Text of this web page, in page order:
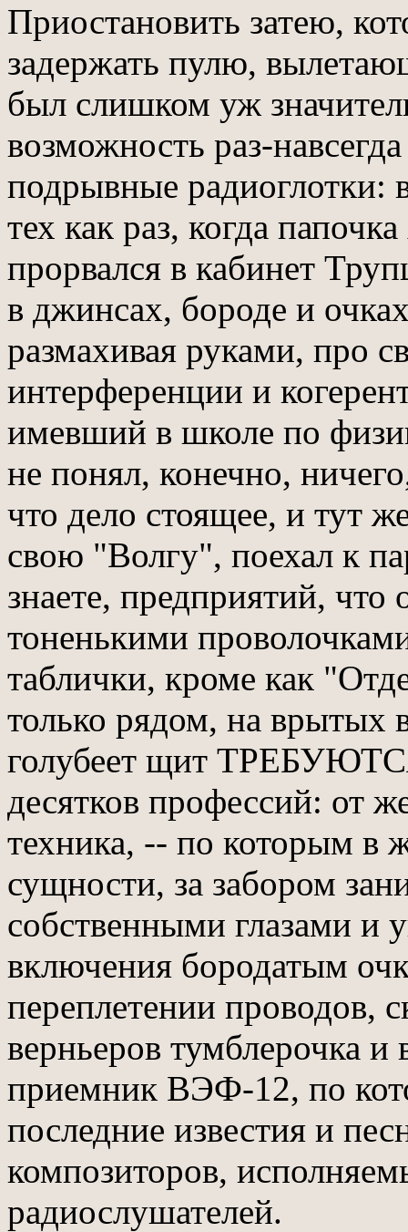
Приостановить затею,
задержать пулю,
был слишком уж
возможность раз-
подрывные радиоглотки:
тех как раз, когда
прорвался в кабинет
в джинсах, бороде и
размахивая руками, про
интерференции и
имевший в школе по
не понял, конечно,
что дело стоящее, и тут
свою "Волгу", поехал к
знаете, предприятий,
тоненькими
таблички, кроме как
только рядом, на врытых
голубеет щит
десятков профессий: от
техника, -- по которым в
сущности, за забором
собственными глазами и
включения бородатым
переплетении проводов,
верньеров тумблерочка и
приемник ВЭФ-12, по
последние известия и
композиторов,
радиослушателей.